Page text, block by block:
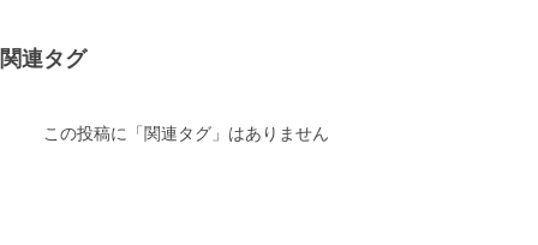
関連タグ
この投稿に「関連タグ」はありません